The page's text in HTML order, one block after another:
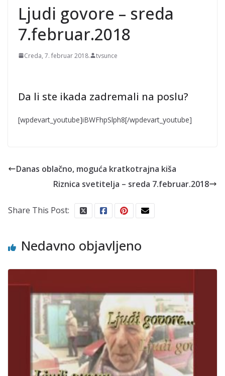
10 časova; Popodne obrt
– pljuskovi sa
grmljavinom
Ljudi govore – sreda
7.februar.2018
Creda, 7. februar 2018. tvsunce
Da li ste ikada zadremali na poslu?
[wpdevart_youtube]iBWFhpSlph8[/wpdevart_youtube]
Danas oblačno, moguća kratkotrajna kiša
Riznica svetitelja – sreda 7.februar.2018
Share This Post:
Nedavno objavljeno